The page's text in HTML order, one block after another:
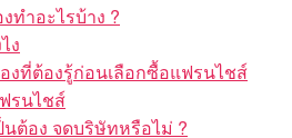
ทำอะไรบ้าง ?
ง
องที่ต้องรู้ก่อนเลือกซื้อแฟรนไชส์
รนไชส์
ต้อง จดบริษัทหรือไม่ ?